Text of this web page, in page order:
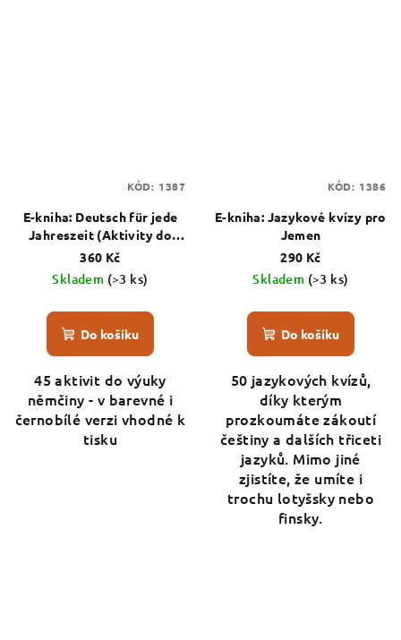
E-kniha: Deutsch für jede
Jahreszeit (Aktivity do
výuky němčiny)
360 Kč
Skladem (>3 ks)
Do košíku
45 aktivit do výuky
němčiny - v barevné i
černobílé verzi vhodné k
tisku
KÓD: 1387
E-kniha: Jazykové kvízy pro
Jemen
290 Kč
Skladem (>3 ks)
Do košíku
50 jazykových kvízů,
díky kterým
prozkoumáte zákoutí
češtiny a dalších třiceti
jazyků. Mimo jiné
zjistíte, že umíte i
trochu lotyšsky nebo
finsky.
KÓD: 1386